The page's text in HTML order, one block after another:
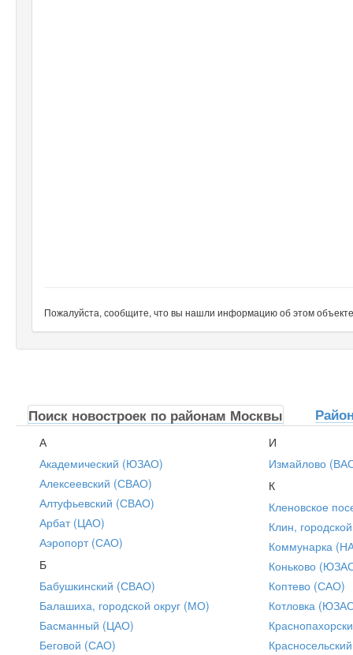
Пожалуйста, сообщите, что вы нашли информацию об этом
Поиск новостроек по районам Москвы
А
Академический (ЮЗАО)
Алексеевский (СВАО)
Алтуфьевский (СВАО)
Арбат (ЦАО)
Аэропорт (САО)
Б
Бабушкинский (СВАО)
Балашиха, городской округ (МО)
Басманный (ЦАО)
Беговой (САО)
И
Измайлово
К
Кленовское
Клин,
Коммунарка
Коньково
Коптево (САО)
Котловка